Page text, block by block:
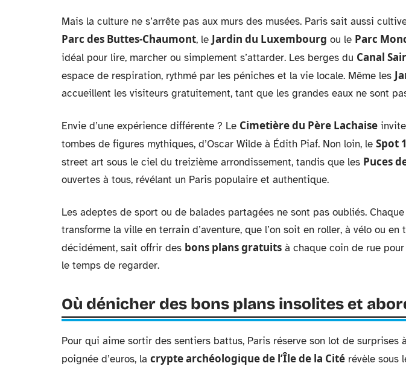
Mais la culture ne s’arrête pas aux murs des musées. Paris sait aussi
Parc des Buttes-Chaumont, le Jardin du Luxembourg ou le Parc
idéal pour lire, marcher ou simplement s’attarder. Les berges du Canal
espace de respiration, rythmé par les péniches et la vie locale. Même les
accueillent les visiteurs gratuitement, tant que les grandes eaux ne sont
Envie d’une expérience différente ? Le Cimetière du Père Lachaise
tombes de figures mythiques, d’Oscar Wilde à Édith Piaf. Non loin, le Spot
street art sous le ciel du treizième arrondissement, tandis que les Puces
ouvertes à tous, révélant un Paris populaire et authentique.
Les adeptes de sport ou de balades partagées ne sont pas oubliés.
transforme la ville en terrain d’aventure, que l’on soit en roller, à vélo ou en
décidément, sait offrir des bons plans gratuits à chaque coin de rue
le temps de regarder.
Où dénicher des bons plans insolites et
Pour qui aime sortir des sentiers battus, Paris réserve son lot de surprises
poignée d’euros, la crypte archéologique de l’Île de la Cité révèle sous